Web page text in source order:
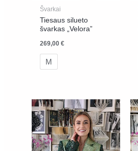
Švarkai
Tiesaus silueto
švarkas „Velora”
269,00€
M